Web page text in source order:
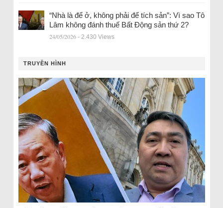
“Nhà là để ở, không phải để tích sản”: Vì sao Tô
Lâm không đánh thuế Bất Động sản thứ 2?
24/05/2026 - 2.430 Views
TRUYỀN HÌNH